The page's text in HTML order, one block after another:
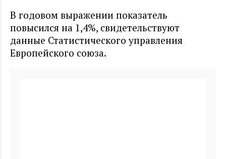
В годовом выражении показатель
повысился на 1,4%, свидетельствуют
данные Статистического управления
Европейского союза.